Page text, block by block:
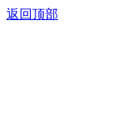
返回顶部